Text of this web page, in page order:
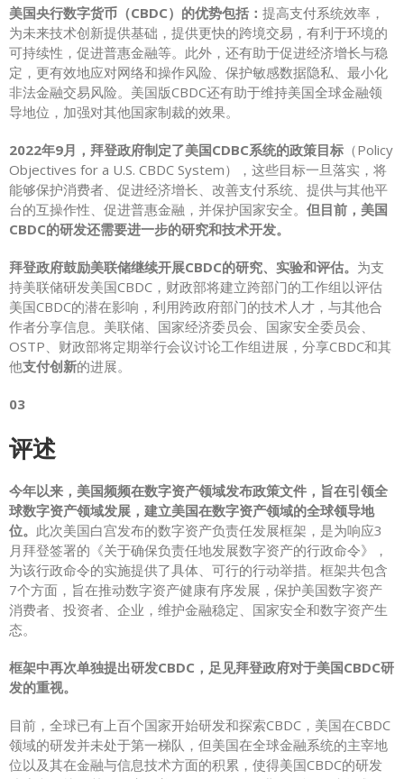
美国央行数字货币（CBDC） 的优势包括： 提高支付系统效率，
为未来技术创新提供基础，提供更快的跨境交易，有利于环境的
可持续性，促进普惠金融等。此外，还有助于促进经济增长与稳
定，更有效地应对网络和操作风险、保护敏感数据隐私、最小化
非法金融交易风险。美国版CBDC还有助于维持美国全球金融领
导地位，加强对其他国家制裁的效果。
2022年9月，拜登政府制定了美国CDBC系统的政策目标 （Policy
Objectives for a U.S. CBDC System），这些目标一旦落实，将
能够保护消费者、促进经济增长、改善支付系统、提供与其他平
台的互操作性、促进普惠金融，并保护国家安全。 但目前，美国
CBDC的研发还需要进一步的研究和技术开发。
拜登政府鼓励美联储继续开展CBDC的研究、实验和评估。 为支
持美联储研发美国CBDC，财政部将建立跨部门的工作组以评估
美国CBDC的潜在影响，利用跨政府部门的技术人才，与其他合
作者分享信息。美联储、国家经济委员会、国家安全委员会、
OSTP、财政部将定期举行会议讨论工作组进展，分享CBDC和其
他支付创新的进展。
03
评述
今年以来，美国频频在数字资产领域发布政策文件，旨在引领全
球数字资产领域发展，建立美国在数字资产领域的全球领导地
位。 此次美国白宫发布的数字资产负责任发展框架，是为响应3
月拜登签署的《关于确保负责任地发展数字资产的行政命令》，
为该行政命令的实施提供了具体、可行的行动举措。框架共包含
7个方面，旨在推动数字资产健康有序发展，保护美国数字资产
消费者、投资者、企业，维护金融稳定、国家安全和数字资产生
态。
框架中再次单独提出研发CBDC，足见拜登政府对于美国CBDC研
发的重视。
目前，全球已有上百个国家开始研发和探索CBDC，美国在CBDC
领域的研发并未处于第一梯队，但美国在全球金融系统的主宰地
位以及其在金融与信息技术方面的积累，使得美国CBDC的研发